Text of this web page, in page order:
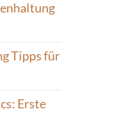
Tipps für
Erste